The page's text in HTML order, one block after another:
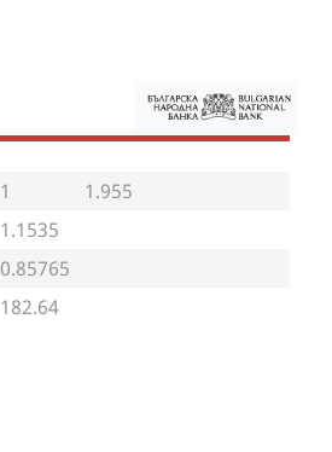
1
1.955
1.1535
0.85765
182.64